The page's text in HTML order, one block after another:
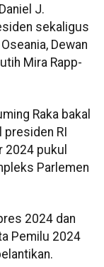
J.
sekaligus
Dewan
Mira Rapp-
Raka bakal
presiden RI
pukul
Parlemen
2024 dan
Pemilu 2024